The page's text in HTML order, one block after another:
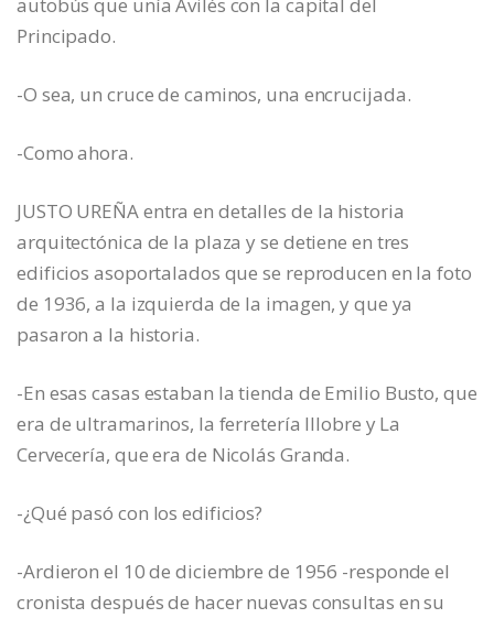
Principado.
-O sea, un cruce de caminos, una encrucijada.
-Como ahora.
JUSTO UREÑA entra en detalles de la historia
arquitectónica de la plaza y se detiene en tres
edificios asoportalados que se reproducen en la foto
de 1936, a la izquierda de la imagen, y que ya
pasaron a la historia.
-En esas casas estaban la tienda de Emilio Busto, que
era de ultramarinos, la ferretería Illobre y La
Cervecería, que era de Nicolás Granda.
-¿Qué pasó con los edificios?
-Ardieron el 10 de diciembre de 1956 -responde el
cronista después de hacer nuevas consultas en su